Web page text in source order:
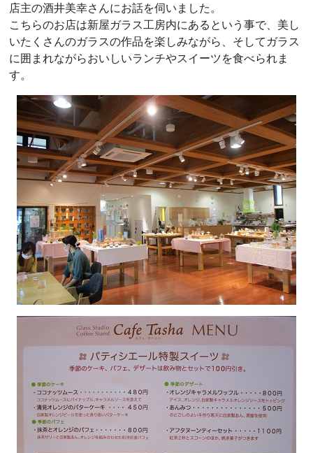
店主の酒井美幸さんにお話を伺いました。
こちらのお店は新屋ガラス工房内にあるという事で、美し
いたくさんのガラスの作品を楽しみながら、そしてガラス
に囲まれながらおいしいランチやスイーツを食べられま
す。